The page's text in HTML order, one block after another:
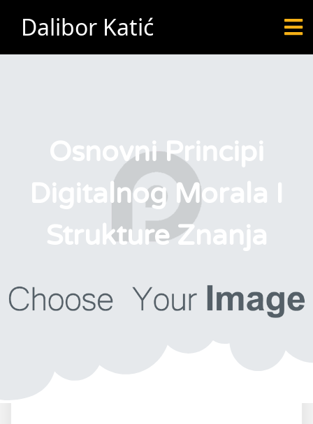
Dalibor Katić
Osnovni Principi
Digitalnog Morala I
Strukture Znanja